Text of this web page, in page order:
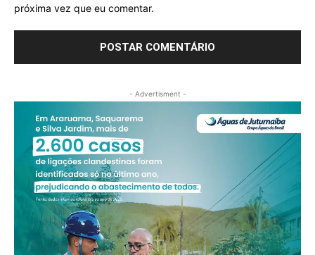
próxima vez que eu comentar.
- Advertisment -